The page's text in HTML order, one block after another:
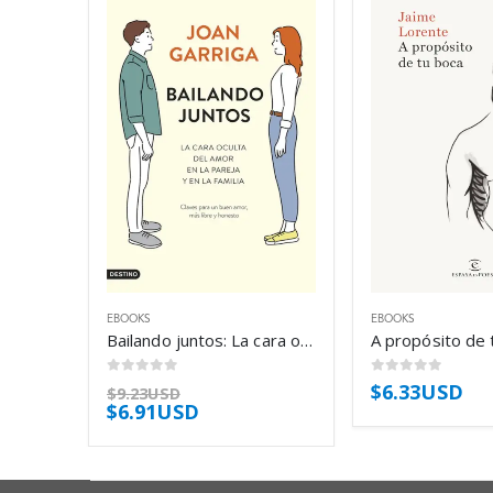
EBOOKS
Bailando juntos: La cara oculta del amor en la pareja y en la familia – Joan Garriga
$9.23USD
$6.91USD
EBOOKS
0out of 5
$6.33USD